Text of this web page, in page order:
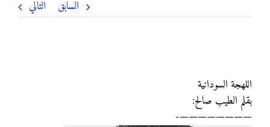
السابق التالي
اللهجة السودانية
بقلم الطيب صالح:
————————-